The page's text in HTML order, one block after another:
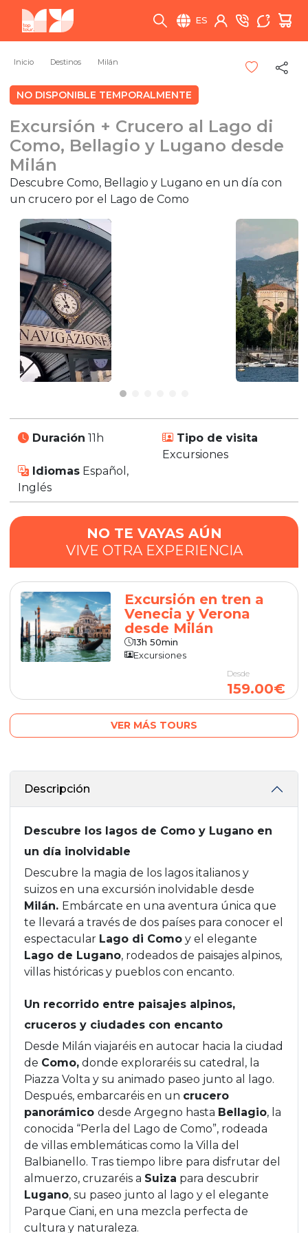
ES
Inicio Destinos Milán
NO DISPONIBLE TEMPORALMENTE
Excursión + Crucero al Lago di
Como, Bellagio y Lugano desde
Milán
Descubre Como, Bellagio y Lugano en un día con
un crucero por el Lago de Como
Duración 11h
Tipo de visita
Excursiones
Idiomas Español,
Inglés
NO TE VAYAS AÚN
VIVE OTRA EXPERIENCIA
Excursión en tren a
Venecia y Verona
desde Milán
13h 50min
Excursiones
Desde
159.00€
VER MÁS TOURS
Descripción
Descubre los lagos de Como y Lugano en
un día inolvidable
Descubre la magia de los lagos italianos y
suizos en una excursión inolvidable desde
Milán. Embárcate en una aventura única que
te llevará a través de dos países para conocer el
espectacular Lago di Como y el elegante
Lago de Lugano, rodeados de paisajes alpinos,
villas históricas y pueblos con encanto.
Un recorrido entre paisajes alpinos,
cruceros y ciudades con encanto
Desde Milán viajaréis en autocar hacia la ciudad
de Como, donde exploraréis su catedral, la
Piazza Volta y su animado paseo junto al lago.
Después, embarcaréis en un crucero
panorámico desde Argegno hasta Bellagio, la
conocida “Perla del Lago de Como”, rodeada
de villas emblemáticas como la Villa del
Balbianello. Tras tiempo libre para disfrutar del
almuerzo, cruzaréis a Suiza para descubrir
Lugano, su paseo junto al lago y el elegante
Parque Ciani, en una mezcla perfecta de
cultura y naturaleza.